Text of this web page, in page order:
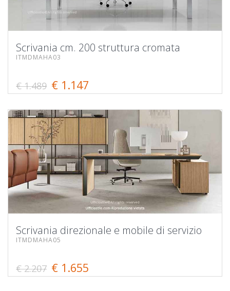
Scrivania cm. 200 struttura cromata
ITMDMAHA03
€ 1.489 € 1.147
Scrivania direzionale e mobile di servizio
ITMDMAHA05
€ 2.207 € 1.655